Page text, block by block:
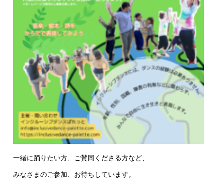
一緒に踊りたい方、ご賛同くださる方など、
みなさまのご参加、お待ちしています。